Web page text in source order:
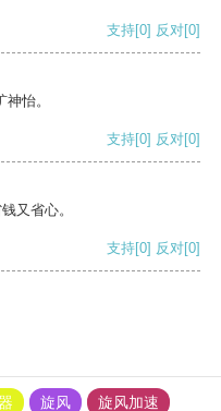
支持[0] 反对[0]
怡。
支持[0] 反对[0]
又省心。
支持[0] 反对[0]
旋风 旋风加速